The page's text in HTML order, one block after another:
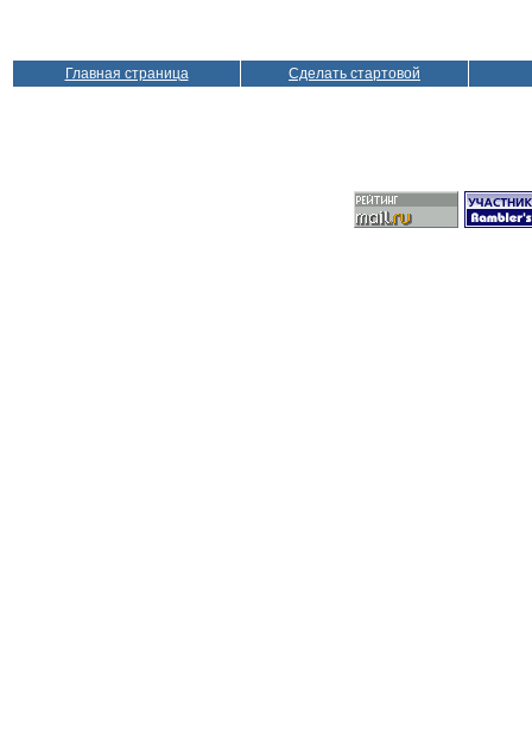
Главная страница Сделать стартовой